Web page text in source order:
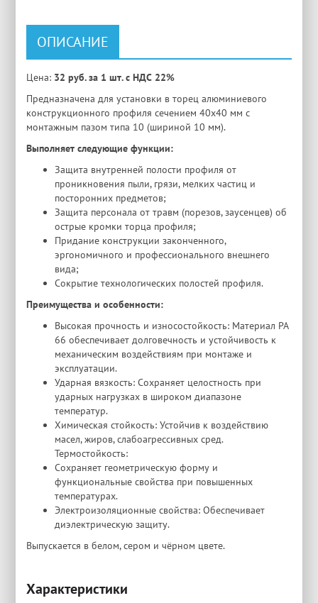
ОПИСАНИЕ
Цена: 32 руб. за 1 шт. с НДС 22%
Предназначена для установки в торец алюминиевого
конструкционного профиля сечением 40х40 мм с
монтажным пазом типа 10 (шириной 10 мм).
Выполняет следующие функции:
Защита внутренней полости профиля от
проникновения пыли, грязи, мелких частиц и
посторонних предметов;
Защита персонала от травм (порезов, заусенцев) об
острые кромки торца профиля;
Придание конструкции законченного,
эргономичного и профессионального внешнего
вида;
Сокрытие технологических полостей профиля.
Преимущества и особенности:
Высокая прочность и износостойкость: Материал PA
66 обеспечивает долговечность и устойчивость к
механическим воздействиям при монтаже и
эксплуатации.
Ударная вязкость: Сохраняет целостность при
ударных нагрузках в широком диапазоне
температур.
Химическая стойкость: Устойчив к воздействию
масел, жиров, слабоагрессивных сред.
Термостойкость:
Сохраняет геометрическую форму и
функциональные свойства при повышенных
температурах.
Электроизоляционные свойства: Обеспечивает
диэлектрическую защиту.
Выпускается в белом, сером и чёрном цвете.
Характеристики